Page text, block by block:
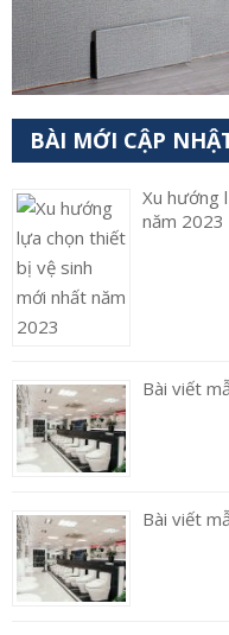
BÀI MỚI CẬP
Xu hướng
năm 2023
Bài viết
Bài viết